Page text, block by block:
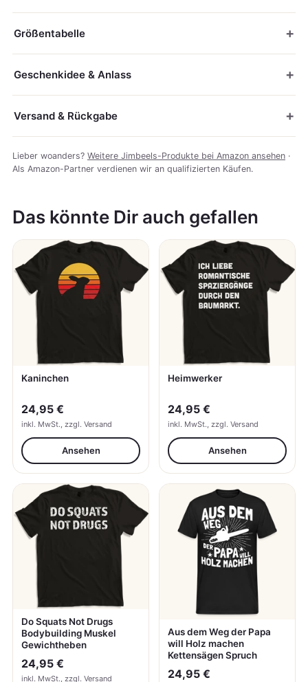
Größentabelle
Geschenkidee & Anlass
Versand & Rückgabe
Lieber woanders? Weitere Jimbeels-Produkte bei Amazon ansehen ·
Als Amazon-Partner verdienen wir an qualifizierten Käufen.
Das könnte Dir auch gefallen
Kaninchen
24,95 €
inkl. MwSt., zzgl. Versand
Ansehen
Heimwerker
24,95 €
inkl. MwSt., zzgl. Versand
Ansehen
Do Squats Not Drugs
Bodybuilding Muskel
Gewichtheben
24,95 €
inkl. MwSt., zzgl. Versand
Aus dem Weg der Papa
will Holz machen
Kettensägen Spruch
24,95 €